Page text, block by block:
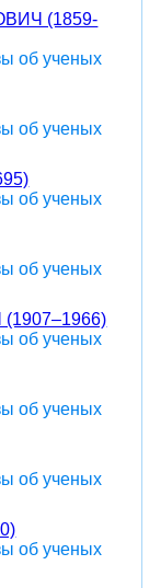
(1859-
об ученых
об ученых
об ученых
об ученых
об ученых
об ученых
об ученых
об ученых